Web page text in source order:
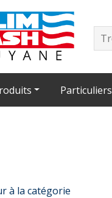
Particuliers
à la catégorie